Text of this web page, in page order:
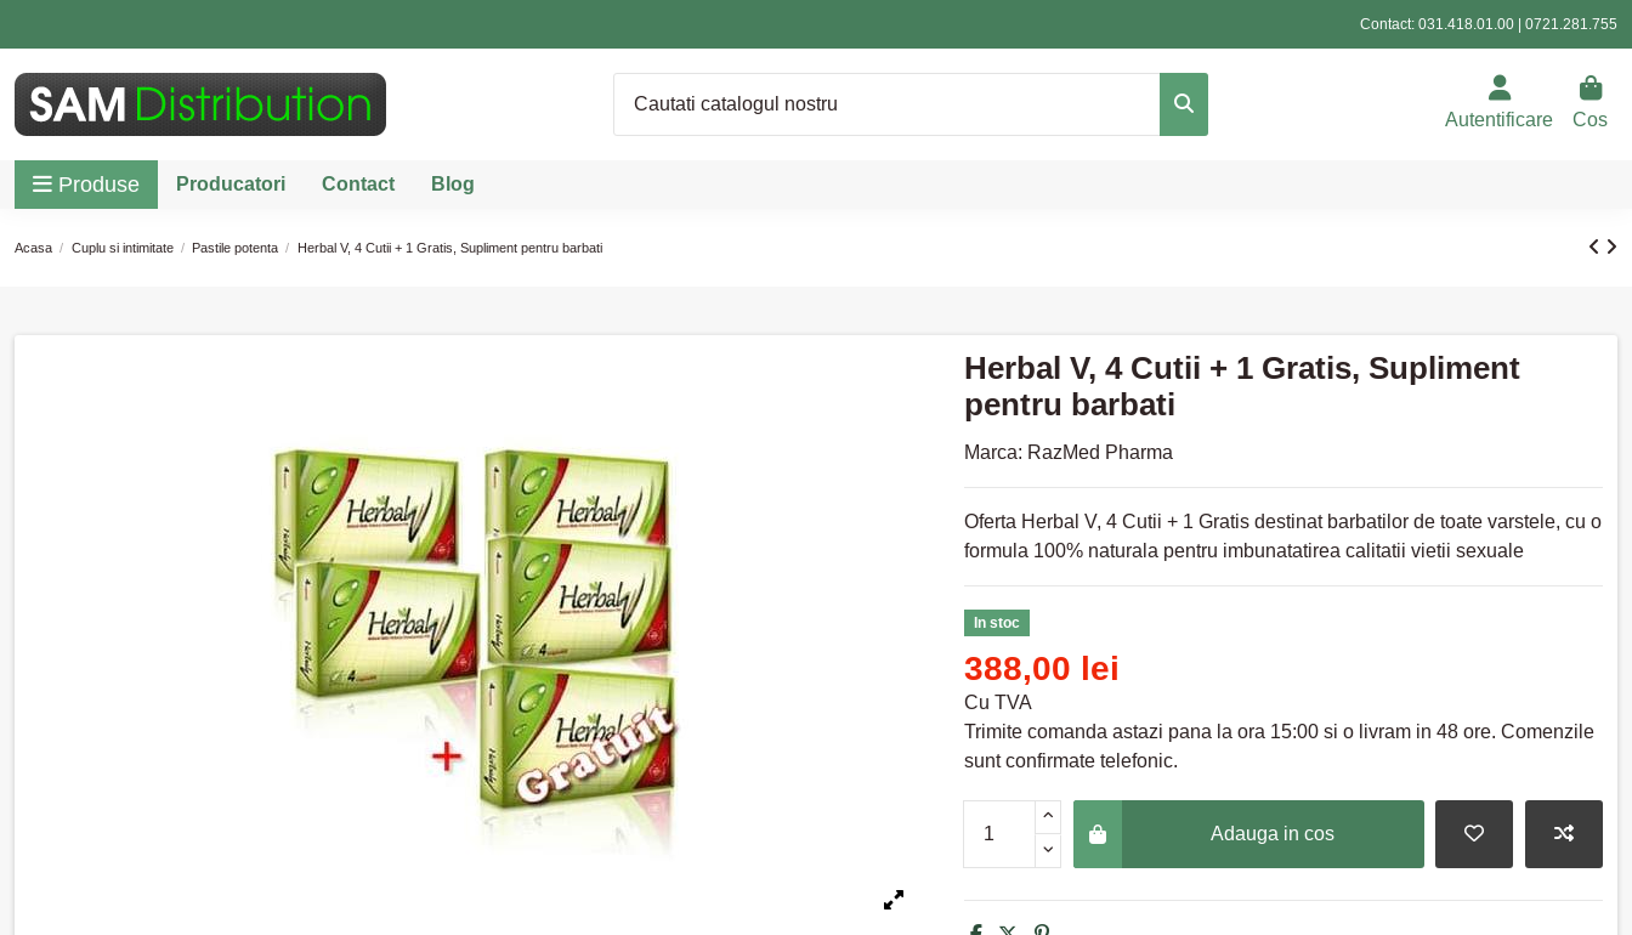
Contact: 031.418.01.00 0721.281.755
Autentificare Cos
Produse Producatori Contact Blog
Acasa Cuplu si intimitate Pastile potenta Herbal V, 4 Cutii + 1 Gratis, Supliment pentru barbati
Herbal V, 4 Cutii + 1 Gratis, Supliment
pentru barbati
Marca: RazMed Pharma
Oferta Herbal V, 4 Cutii + 1 Gratis destinat barbatilor de toate varstele, cu o
formula 100% naturala pentru imbunatatirea calitatii vietii sexuale
In stoc
388,00 lei
Cu TVA
Trimite comanda astazi pana la ora 15:00 si o livram in 48 ore. Comenzile
sunt confirmate telefonic.
Adauga in cos